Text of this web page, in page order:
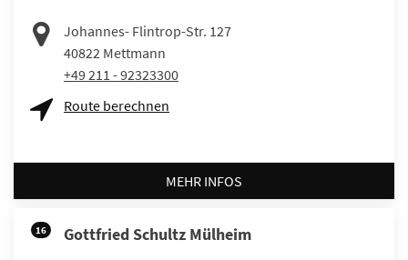
Johannes- Flintrop-Str. 127
40822 Mettmann
+49 211 - 92323300
Route berechnen
MEHR INFOS
16 Gottfried Schultz Mülheim